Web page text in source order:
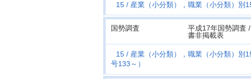
15 産業（小分類），職業（小分類）別
国勢調査
平成17年国勢調査
書非掲載表
15 産業（小分類），職業（小分類）別
号133～）